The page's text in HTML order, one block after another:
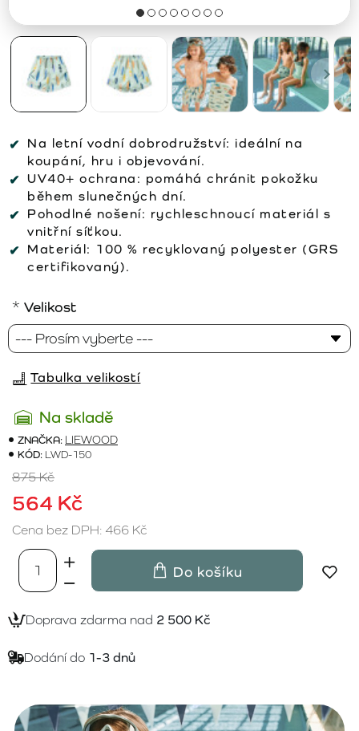
Na letní vodní dobrodružství: ideální na
koupání, hru i objevování.
UV40+ ochrana: pomáhá chránit pokožku
během slunečných dní.
Pohodlné nošení: rychleschnoucí materiál s
vnitřní síťkou.
Materiál: 100 % recyklovaný polyester (GRS
certifikovaný).
Na skladě
ZNAČKA: LIEWOOD
KÓD: LWD-150
564 Kč
875 Kč
Cena bez DPH: 466 Kč
Velikost
Do košíku
Tabulka velikostí
Doprava zdarma nad 2 500 Kč
Dodání do 1-3 dnů